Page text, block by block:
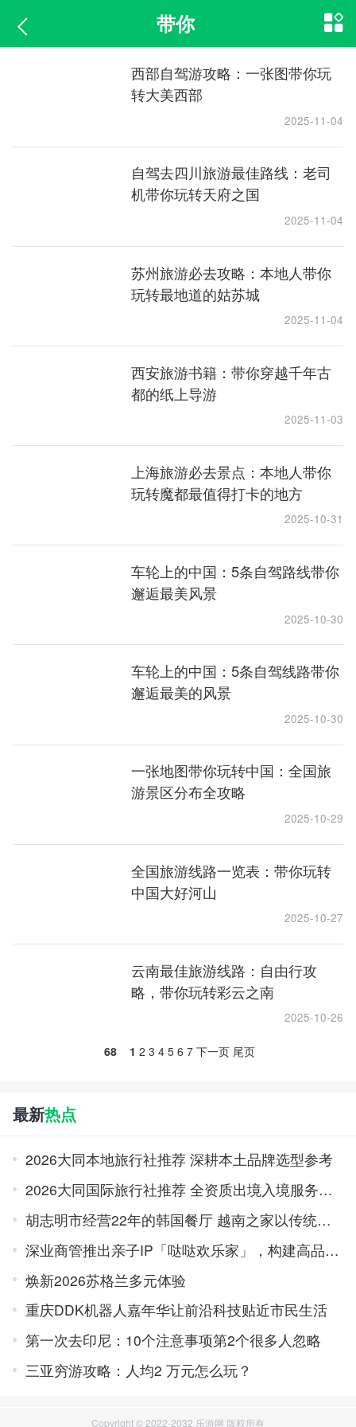
带你
西部自驾游攻略：一张图带你玩
转大美西部
2025-11-04
自驾去四川旅游最佳路线：老司
机带你玩转天府之国
2025-11-04
苏州旅游必去攻略：本地人带你
玩转最地道的姑苏城
2025-11-04
西安旅游书籍：带你穿越千年古
都的纸上导游
2025-11-03
上海旅游必去景点：本地人带你
玩转魔都最值得打卡的地方
2025-10-31
车轮上的中国：5条自驾路线带你
邂逅最美风景
2025-10-30
车轮上的中国：5条自驾线路带你
邂逅最美的风景
2025-10-30
一张地图带你玩转中国：全国旅
游景区分布全攻略
2025-10-29
全国旅游线路一览表：带你玩转
中国大好河山
2025-10-27
云南最佳旅游线路：自由行攻
略，带你玩转彩云之南
2025-10-26
68 1 2 3 4 5 6 7 下一页 尾页
最新热点
2026大同本地旅行社推荐 深耕本土品牌选型参考
2026大同国际旅行社推荐 全资质出境入境服务品牌榜
胡志明市经营22年的韩国餐厅 越南之家以传统味道积累口碑
深业商管推出亲子IP「哒哒欢乐家」，构建高品质亲子旅居体系
焕新2026苏格兰多元体验
重庆DDK机器人嘉年华让前沿科技贴近市民生活
第一次去印尼：10个注意事项第2个很多人忽略
三亚穷游攻略：人均2 万元怎么玩？
Copyright © 2022-2032 乐游网 版权所有